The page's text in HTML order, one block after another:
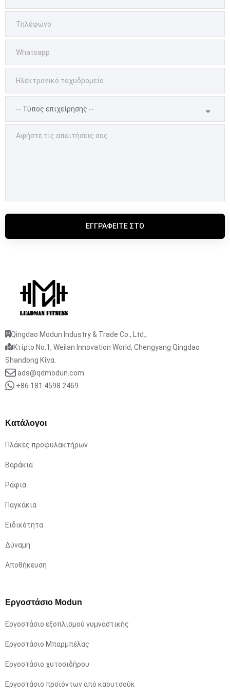
ΕΓΓΡΑΦΕΊΤΕ ΣΤΟ
Qingdao Modun Industry & Trade Co., Ltd.,
Κτίριο No.1, Weilan Innovation World, Chengyang Qingdao
Shandong Κίνα.
ads@qdmodun.com
+86 181 4598 2469
Κατάλογοι
Πλάκες προφυλακτήρων
Βαράκια
Ράφια
Παγκάκια
Ειδικότητα
Δύναμη
Αποθήκευση
Εργοστάσιο Modun
Εργοστάσιο εξοπλισμού γυμναστικής
Εργοστάσιο Μπαρμπέλας
Εργοστάσιο χυτοσιδήρου
Εργοστάσιο προϊόντων από καουτσούκ